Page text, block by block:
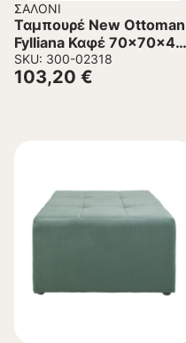
ΣΑΛΌΝΙ
Ταμπουρέ New Ottoman
Fylliana Καφέ 70x70x40
εκ.
SKU: 300-02318
103,20 €